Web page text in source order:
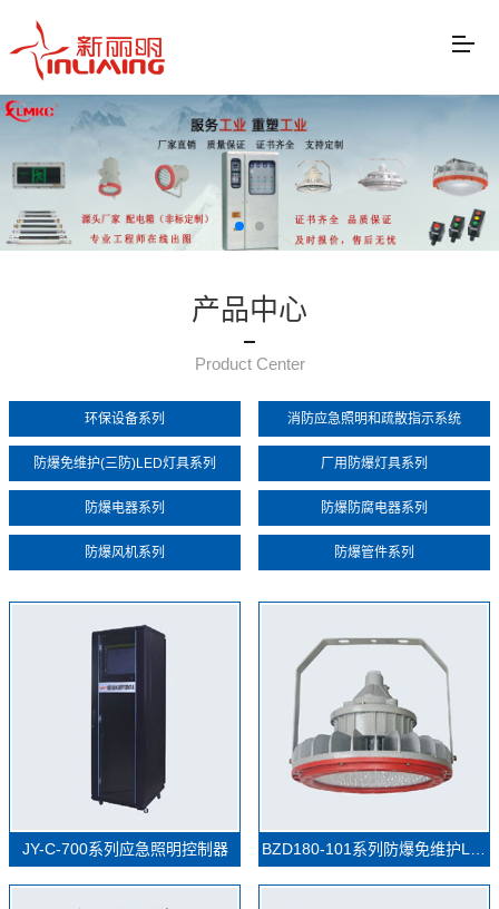
产品中心
Product Center
环保设备系列 消防应急照明和疏散指示系统
防爆免维护(三防)LED灯具系列 厂用防爆灯具系列
防爆电器系列 防爆防腐电器系列
防爆风机系列 防爆管件系列
JY-C-700系列应急照明控制器